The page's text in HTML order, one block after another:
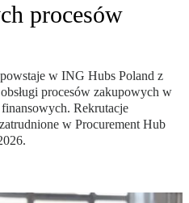
procesów
w ING Hubs Poland z
procesów zakupowych w
Rekrutacje
w Procurement Hub